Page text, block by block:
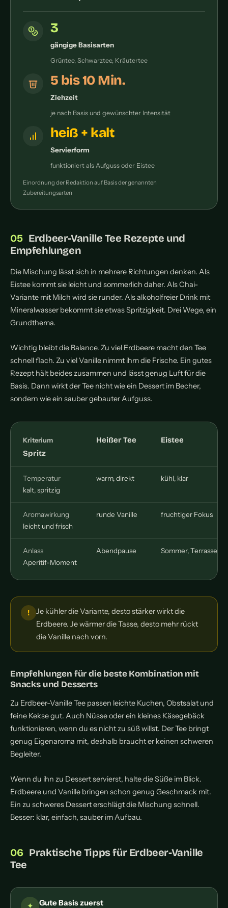
3
gängige Basisarten
Grüntee, Schwarztee, Kräutertee
5 bis 10 Min.
Ziehzeit
je nach Basis und gewünschter Intensität
heiß + kalt
Servierform
funktioniert als Aufguss oder Eistee
Einordnung der Redaktion auf Basis der genannten
Zubereitungsarten
Erdbeer-Vanille Tee Rezepte und
Empfehlungen
Die Mischung lässt sich in mehrere Richtungen denken. Als
Eistee kommt sie leicht und sommerlich daher. Als Chai-
Variante mit Milch wird sie runder. Als alkoholfreier Drink mit
Mineralwasser bekommt sie etwas Spritzigkeit. Drei Wege, ein
Grundthema.
Wichtig bleibt die Balance. Zu viel Erdbeere macht den Tee
schnell flach. Zu viel Vanille nimmt ihm die Frische. Ein gutes
Rezept hält beides zusammen und lässt genug Luft für die
Basis. Dann wirkt der Tee nicht wie ein Dessert im Becher,
sondern wie ein sauber gebauter Aufguss.
Kriterium Heißer Tee Eistee
Spritz
Temperatur warm, direkt kühl, klar
kalt, spritzig
Aromawirkung runde Vanille fruchtiger Fokus
leicht und frisch
Anlass Abendpause Sommer, Terrasse
Aperitif-Moment
Je kühler die Variante, desto stärker wirkt die
Erdbeere. Je wärmer die Tasse, desto mehr rückt
die Vanille nach vorn.
Empfehlungen für die beste Kombination mit
Snacks und Desserts
Zu Erdbeer-Vanille Tee passen leichte Kuchen, Obstsalat und
feine Kekse gut. Auch Nüsse oder ein kleines Käsegebäck
funktionieren, wenn du es nicht zu süß willst. Der Tee bringt
genug Eigenaroma mit, deshalb braucht er keinen schweren
Begleiter.
Wenn du ihn zu Dessert servierst, halte die Süße im Blick.
Erdbeere und Vanille bringen schon genug Geschmack mit.
Ein zu schweres Dessert erschlägt die Mischung schnell.
Besser: klar, einfach, sauber im Aufbau.
Praktische Tipps für Erdbeer-Vanille
Tee
Gute Basis zuerst